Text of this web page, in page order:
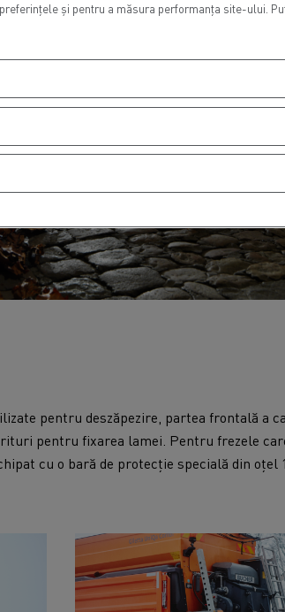
pentru deszăpezire, partea frontală a
pentru fixarea lamei. Pentru frezele
cu o bară de protecție specială din oțel
și pentru a măsura performanța site-